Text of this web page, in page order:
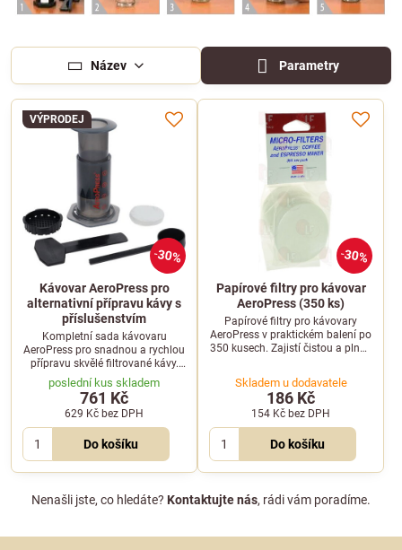
Název Parametry
30%
VÝPRODEJ
Kávovar AeroPress pro
alternativní přípravu kávy s
příslušenstvím
Kompletní sada kávovaru
AeroPress pro snadnou a rychlou
přípravu skvělé filtrované kávy.
Balení obsahuje samotný přístroj
a veškeré potřebné příslušenství.
poslední kus skladem
761 Kč
629 Kč bez DPH
Do košíku
30%
Papírové filtry pro kávovar
AeroPress (350 ks)
Papírové filtry pro kávovary
AeroPress v praktickém balení po
350 kusech. Zajistí čistou a plnou
Skladem u dodavatele
186 Kč
154 Kč bez DPH
Do košíku
Nenašli jste, co hledáte? Kontaktujte nás, rádi vám poradíme.